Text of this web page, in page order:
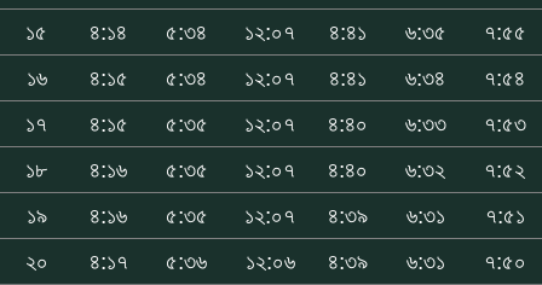
১৫
৪:১৪ ৫:৩৪ ১২:০৭ ৪:৪১ ৬:৩৫
৭:৫৫
১৬
৪:১৫ ৫:৩৪ ১২:০৭ ৪:৪১ ৬:৩৪
৭:৫৪
১৭
৪:১৫ ৫:৩৫ ১২:০৭ ৪:৪০ ৬:৩৩
৭:৫৩
১৮
৪:১৬ ৫:৩৫ ১২:০৭ ৪:৪০ ৬:৩২
৭:৫২
১৯
৪:১৬ ৫:৩৫ ১২:০৭ ৪:৩৯ ৬:৩১
৭:৫১
২০
৪:১৭ ৫:৩৬ ১২:০৬ ৪:৩৯ ৬:৩১
৭:৫০